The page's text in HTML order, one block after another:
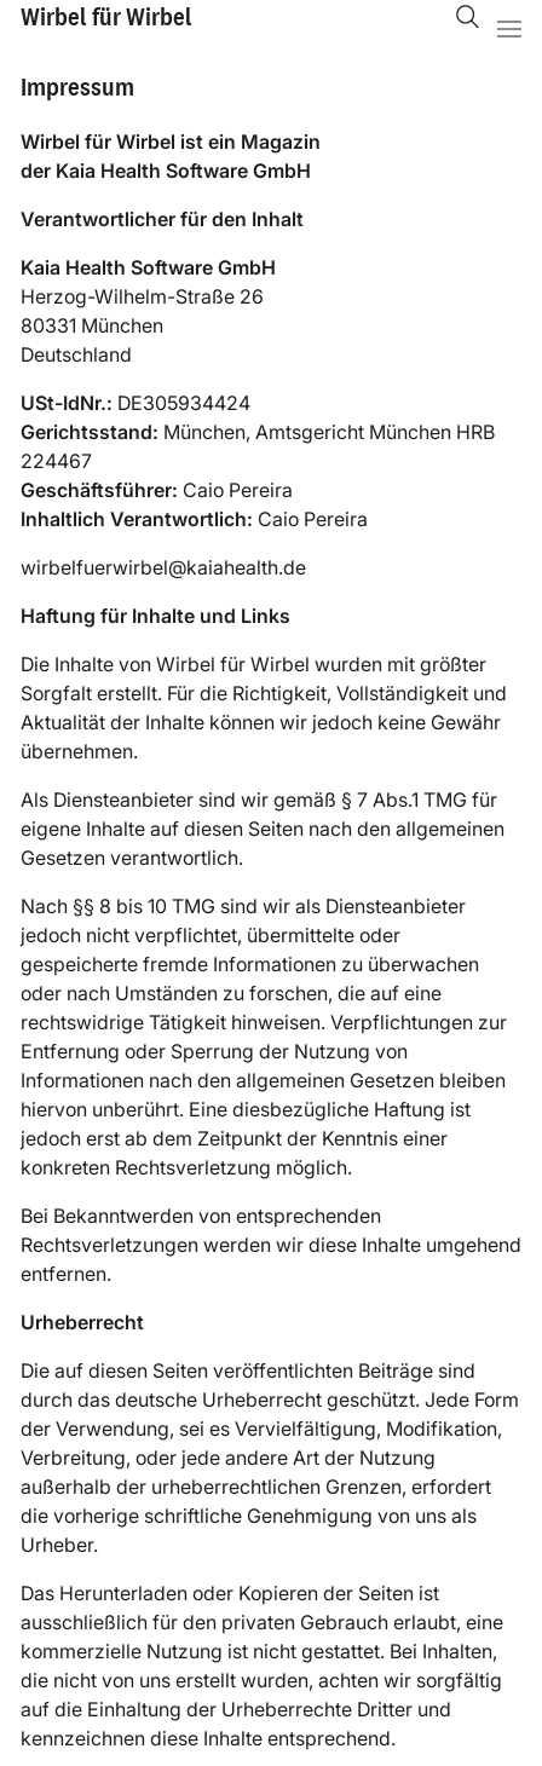
Wirbel für Wirbel
Impressum
Wirbel für Wirbel ist ein Magazin
der Kaia Health Software GmbH
Verantwortlicher für den Inhalt
Kaia Health Software GmbH
Herzog-Wilhelm-Straße 26
80331 München
Deutschland
USt-IdNr.: DE305934424
Gerichtsstand: München, Amtsgericht München HRB
224467
Geschäftsführer: Caio Pereira
Inhaltlich Verantwortlich: Caio Pereira
wirbelfuerwirbel@kaiahealth.de
Haftung für Inhalte und Links
Die Inhalte von Wirbel für Wirbel wurden mit größter
Sorgfalt erstellt. Für die Richtigkeit, Vollständigkeit und
Aktualität der Inhalte können wir jedoch keine Gewähr
übernehmen.
Als Diensteanbieter sind wir gemäß § 7 Abs.1 TMG für
eigene Inhalte auf diesen Seiten nach den allgemeinen
Gesetzen verantwortlich.
Nach §§ 8 bis 10 TMG sind wir als Diensteanbieter
jedoch nicht verpflichtet, übermittelte oder
gespeicherte fremde Informationen zu überwachen
oder nach Umständen zu forschen, die auf eine
rechtswidrige Tätigkeit hinweisen. Verpflichtungen zur
Entfernung oder Sperrung der Nutzung von
Informationen nach den allgemeinen Gesetzen bleiben
hiervon unberührt. Eine diesbezügliche Haftung ist
jedoch erst ab dem Zeitpunkt der Kenntnis einer
konkreten Rechtsverletzung möglich.
Bei Bekanntwerden von entsprechenden
Rechtsverletzungen werden wir diese Inhalte umgehend
entfernen.
Urheberrecht
Die auf diesen Seiten veröffentlichten Beiträge sind
durch das deutsche Urheberrecht geschützt. Jede Form
der Verwendung, sei es Vervielfältigung, Modifikation,
Verbreitung, oder jede andere Art der Nutzung
außerhalb der urheberrechtlichen Grenzen, erfordert
die vorherige schriftliche Genehmigung von uns als
Urheber.
Das Herunterladen oder Kopieren der Seiten ist
ausschließlich für den privaten Gebrauch erlaubt, eine
kommerzielle Nutzung ist nicht gestattet. Bei Inhalten,
die nicht von uns erstellt wurden, achten wir sorgfältig
auf die Einhaltung der Urheberrechte Dritter und
kennzeichnen diese Inhalte entsprechend.